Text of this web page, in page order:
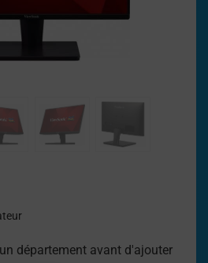
département avant d'ajouter